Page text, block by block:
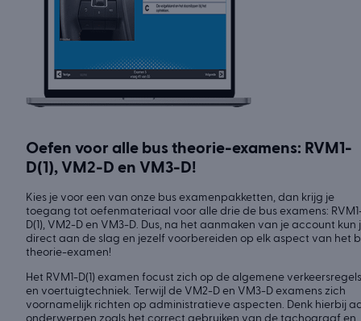
Oefen voor alle bus theorie-examens: RVM1-
D(1), VM2-D en VM3-D!
Kies je voor een van onze bus examenpakketten, dan krijg je
toegang tot oefenmateriaal voor alle drie de bus examens:
D(1), VM2-D en VM3-D. Dus, na het aanmaken van je account kun
direct aan de slag en jezelf voorbereiden op elk aspect van het
theorie-examen!
Het RVM1-D(1) examen focust zich op de algemene verkeersregels
en voertuigtechniek. Terwijl de VM2-D en VM3-D examens zich
voornamelijk richten op administratieve aspecten. Denk hierbij
onderwerpen zoals het correct gebruiken van de tachograaf en